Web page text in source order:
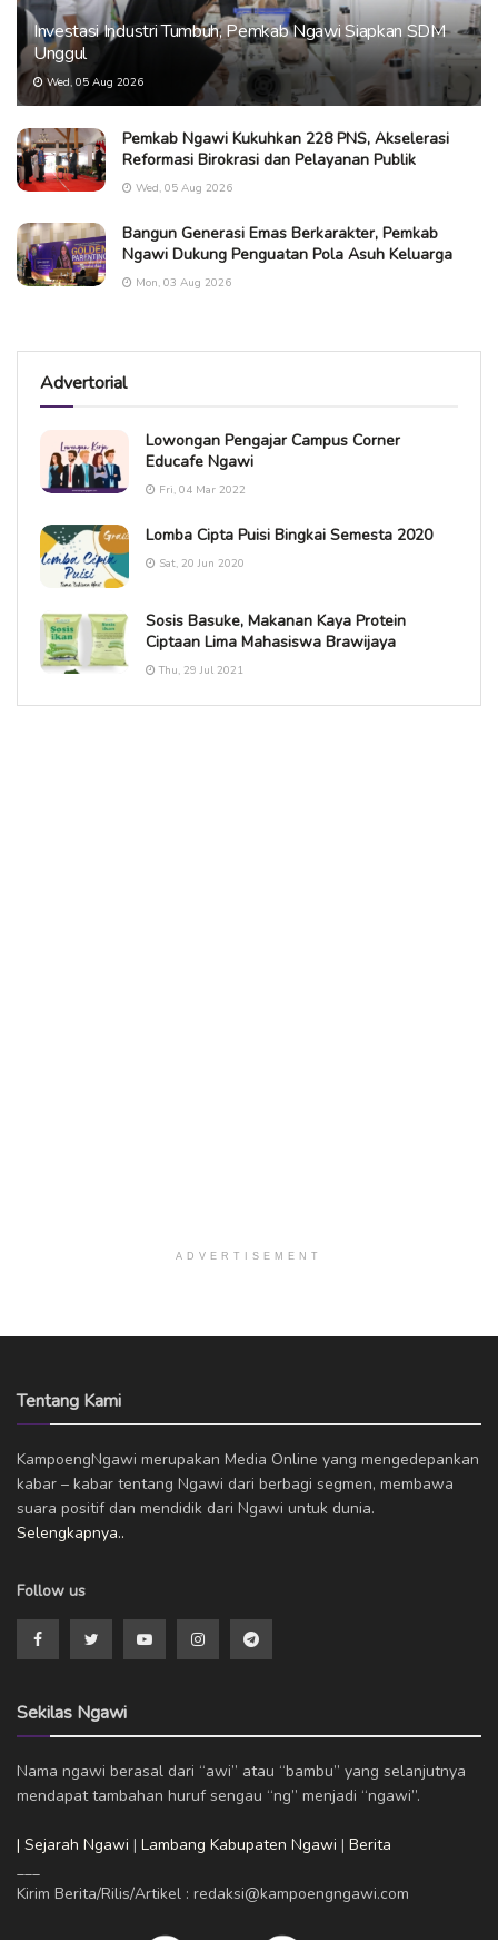
Investasi Industri Tumbuh, Pemkab Ngawi Siapkan SDM
Unggul
Wed, 05 Aug 2026
Pemkab Ngawi Kukuhkan 228 PNS, Akselerasi
Reformasi Birokrasi dan Pelayanan Publik
Wed, 05 Aug 2026
Bangun Generasi Emas Berkarakter, Pemkab
Ngawi Dukung Penguatan Pola Asuh Keluarga
Mon, 03 Aug 2026
Advertorial
Lowongan Pengajar Campus Corner
Educafe Ngawi
Fri, 04 Mar 2022
Lomba Cipta Puisi Bingkai Semesta 2020
Sat, 20 Jun 2020
Sosis Basuke, Makanan Kaya Protein
Ciptaan Lima Mahasiswa Brawijaya
Thu, 29 Jul 2021
ADVERTISEMENT
Tentang Kami
KampoengNgawi merupakan Media Online yang mengedepankan
kabar – kabar tentang Ngawi dari berbagi segmen, membawa
suara positif dan mendidik dari Ngawi untuk dunia.
Selengkapnya..
Follow us
Sekilas Ngawi
Nama ngawi berasal dari “awi” atau “bambu” yang selanjutnya
mendapat tambahan huruf sengau “ng” menjadi “ngawi”.
| Sejarah Ngawi | Lambang Kabupaten Ngawi | Berita
Kirim Berita/Rilis/Artikel : redaksi@kampoengngawi.com